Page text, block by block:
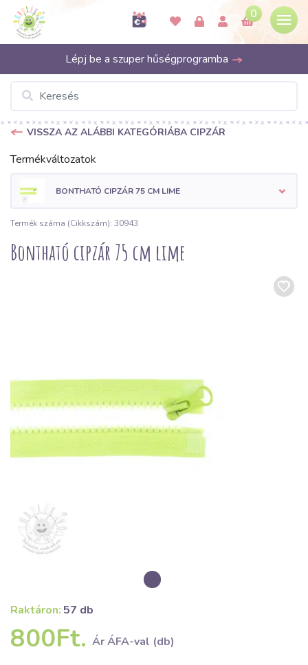
0
Lépj be a szuper hűségprogramba
VISSZA AZ ALÁBBI KATEGÓRIÁBA CIPZÁR
Termékváltozatok
BONTHATÓ CIPZÁR 75 CM LIME
Termék száma (Cikkszám): 30943
Bontható cipzár 75 cm lime
Raktáron: 57 db
800Ft. Ár ÁFA-val (db)